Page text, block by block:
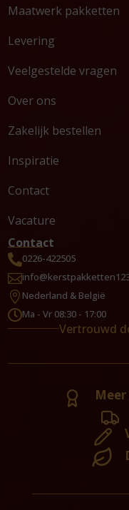
Maatwerk pakketten
Levering
Veelgestelde vragen
Over ons
Zakelijk bestellen
Inspiratie
Contact
Vacature
Contact
0226-422505

 Nederland & België
Ma - Vr 08:30 - 17:00
Vertrouwd